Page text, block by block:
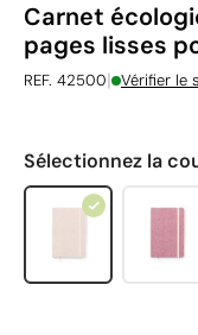
Carnet
pages lisses
REF. 42500| Vérifier le
Sélectionnez la